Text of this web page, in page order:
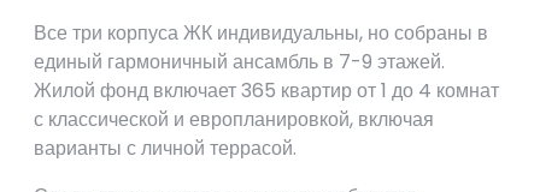
Все три корпуса ЖК индивидуальны, но собраны в
единый гармоничный ансамбль в 7-9 этажей.
Жилой фонд включает 365 квартир от 1 до 4 комнат
с классической и европланировкой, включая
варианты с личной террасой.